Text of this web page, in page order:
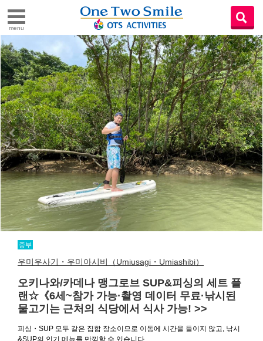
menu
중부
우미우사기・우미아시비（Umiusagi・Umiashibi）
오키나와/카데나 맹그로브 SUP&피싱의 세트 플
랜☆《6세~참가 가능·촬영 데이터 무료·낚시된
물고기는 근처의 식당에서 식사 가능! >>
피싱・SUP 모두 같은 집합 장소이므로 이동에 시간을 들이지 않고, 낚시
&SUP의 인기 메뉴를 만끽할 수 있습니다.